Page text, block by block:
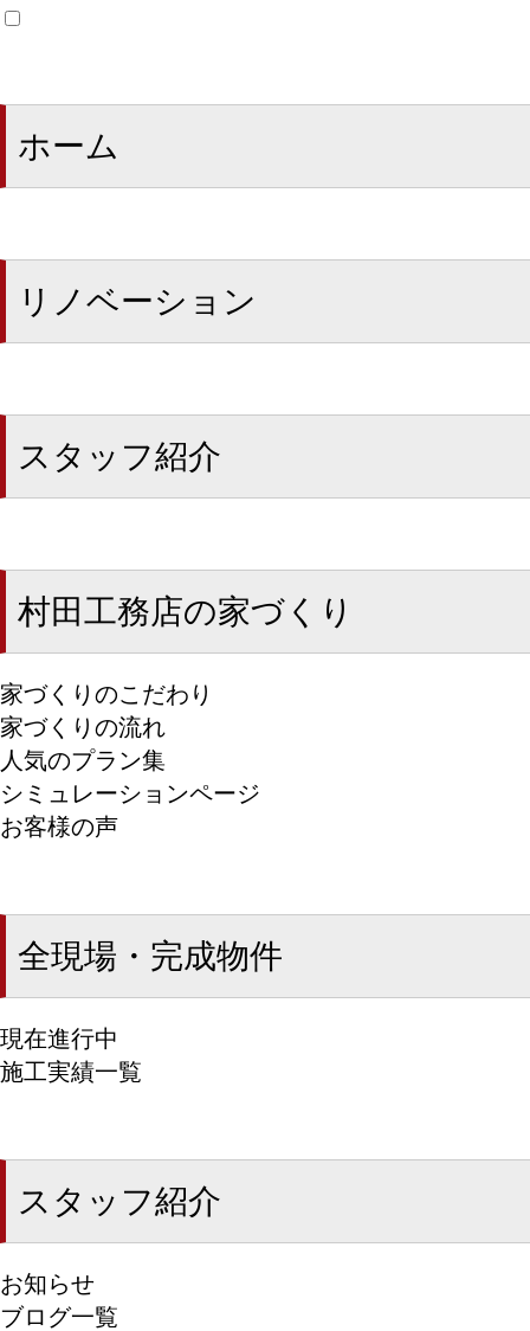
ホーム
リノベーション
スタッフ紹介
村田工務店の家づくり
家づくりのこだわり
家づくりの流れ
人気のプラン集
シミュレーションページ
お客様の声
全現場・完成物件
現在進行中
施工実績一覧
スタッフ紹介
お知らせ
ブログ一覧